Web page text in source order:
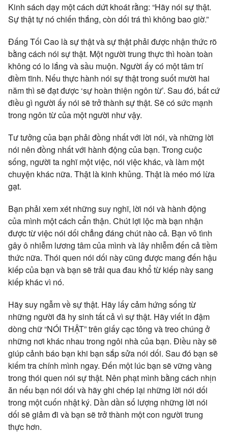
Kinh sách dạy một cách dứt khoát rằng: “Hãy nói sự thật.
Sự thật tự nó chiến thắng, còn dối trá thì không bao giờ.”
Đấng Tối Cao là sự thật và sự thật phải được nhận thức rõ
bằng cách nói sự thật. Một người trung thực thì hoàn toàn
không có lo lắng và sầu muộn. Người ấy có một tâm trí
điềm tĩnh. Nếu thực hành nói sự thật trong suốt mười hai
năm thì sẽ đạt được ‘sự hoàn thiện ngôn từ’. Sau đó, bất cứ
điều gì người ấy nói sẽ trở thành sự thật. Sẽ có sức mạnh
trong ngôn từ của một người như vậy.
Tư tưởng của bạn phải đồng nhất với lời nói, và những lời
nói nên đồng nhất với hành động của bạn. Trong cuộc
sống, người ta nghĩ một việc, nói việc khác, và làm một
chuyện khác nữa. Thật là kinh khủng. Thật là méo mó lừa
gạt.
Bạn phải xem xét những suy nghĩ, lời nói và hành động
của mình một cách cẩn thận. Chút lợi lộc mà bạn nhận
được từ việc nói dối chẳng đáng chút nào cả. Bạn vô tình
gây ô nhiễm lương tâm của mình và lây nhiễm đến cả tiềm
thức nữa. Thói quen nói dối này cũng được mang đến hậu
kiếp của bạn và bạn sẽ trải qua đau khổ từ kiếp này sang
kiếp khác vì nó.
Hãy suy ngẫm về sự thật. Hãy lấy cảm hứng sống từ
những người đã hy sinh tất cả vì sự thật. Hãy viết in đậm
dòng chữ “NÓI THẬT” trên giấy cạc tông và treo chúng ở
những nơi khác nhau trong ngôi nhà của bạn. Điều này sẽ
giúp cảnh báo bạn khi bạn sắp sửa nói dối. Sau đó bạn sẽ
kiếm tra chính mình ngay. Đến một lúc bạn sẽ vững vàng
trong thói quen nói sự thật. Nên phạt mình bằng cách nhịn
ăn nếu bạn nói dối và hãy ghi chép lại những lời nói dối
trong một cuốn nhật ký. Dần dần số lượng những lời nói
dối sẽ giảm đi và bạn sẽ trở thành một con người trung
thực hơn.